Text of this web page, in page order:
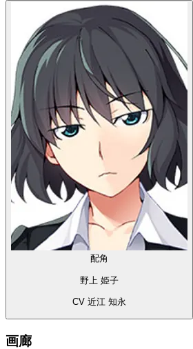
配角
野上 姫子
CV 近江 知永
画廊